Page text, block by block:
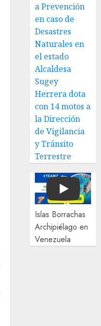
a Prevención
en caso de
Desastres
Naturales en
el estado
Alcaldesa
Sugey
Herrera dota
con 14 motos a
la Dirección
de Vigilancia
y Tránsito
Terrestre
Play
Islas Borrachas
Archipiélago en
Venezuela